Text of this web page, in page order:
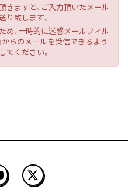
ますと、ご入力頂いたメール
り致します。
、一時的に迷惑メールフィル
からのメールを受信できるよう
てください。